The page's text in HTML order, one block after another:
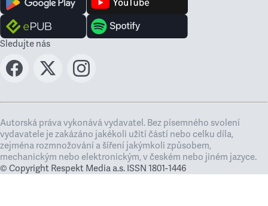
Sledujte nás
Autorská práva vykonává vydavatel. Bez písemného svolení
vydavatele je zakázáno jakékoli užití částí nebo celku díla,
zejména rozmnožování a šíření jakýmkoli způsobem,
mechanickým nebo elektronickým, v českém nebo jiném jazyce.
© Copyright Respekt Media a.s. ISSN 1801-1446